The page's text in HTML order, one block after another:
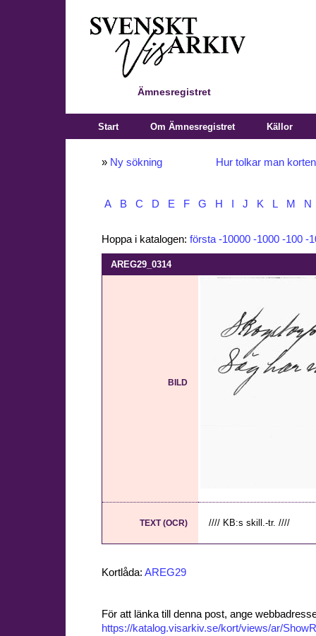
Ämnesregistret
Start Om Ämnesregistret Källor
» Ny sökning Hur tolkar man
A B C D E F G H J K L M N
Hoppa i katalogen: första -10000 -1000 -100 -
AREG29_0314
BILD
TEXT (OCR) //// KB:s skill.-tr. ////
Kortlåda: AREG29
För att länka till denna post, ange
https://katalog.visarkiv.se/kort/views/ar/